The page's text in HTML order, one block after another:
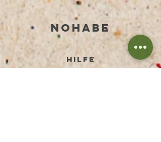
NOHABE
HILFE